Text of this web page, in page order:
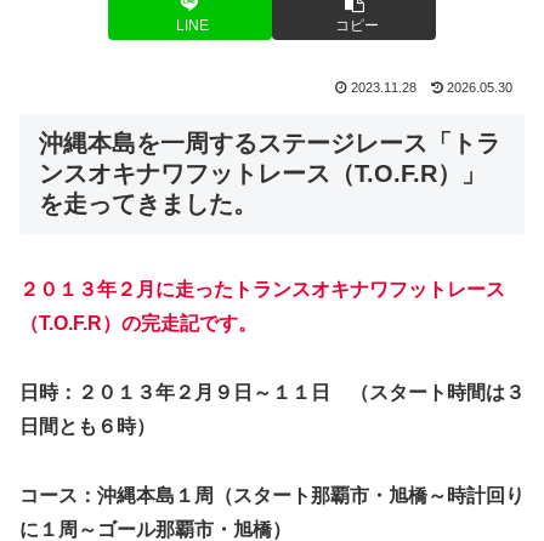
LINE コピー
2023.11.28 2026.05.30
沖縄本島を一周するステージレース「トラ
ンスオキナワフットレース（T.O.F.R）」
を走ってきました。
２０１３年２月に走ったトランスオキナワフットレース
（T.O.F.R）の完走記です。
日時：２０１３年２月９日～１１日 （スタート時間は３
日間とも６時）
コース：沖縄本島１周（スタート那覇市・旭橋～時計回り
に１周～ゴール那覇市・旭橋）